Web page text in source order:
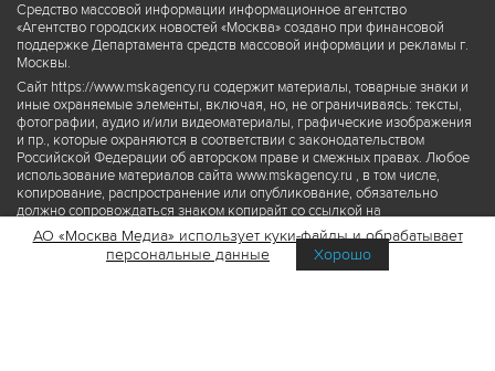
Средство массовой информации информационное агентство
«Агентство городских новостей «Москва» создано при финансовой
поддержке Департамента средств массовой информации и рекламы г.
Москвы.
Сайт https://www.mskagency.ru содержит материалы, товарные знаки и
иные охраняемые элементы, включая, но, не ограничиваясь: тексты,
фотографии, аудио и/или видеоматериалы, графические изображения
и пр., которые охраняются в соответствии с законодательством
Российской Федерации об авторском праве и смежных правах. Любое
использование материалов сайта www.mskagency.ru , в том числе,
копирование, распространение или опубликование, обязательно
должно сопровождаться знаком копирайт со ссылкой на
правообладателя © АО «Москва Медиа», а также гиперссылкой на сайт
www.mskagency.ru как на первоисточник информации. Переработка
материалов сайта www.mskagency.ru не допускается.
АО «Москва Медиа» использует куки-файлы и обрабатывает
персональные данные
Хорошо